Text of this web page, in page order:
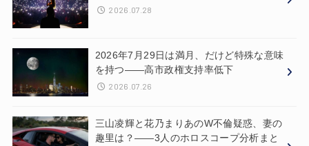
2026.07.28
2026年7月29日は満月、だけど特殊な意味
を持つ——高市政権支持率低下
2026.07.26
三山凌輝と花乃まりあのW不倫疑惑、妻の
趣里は？——3人のホロスコープ分析まと